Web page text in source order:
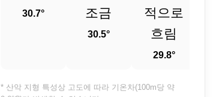
30.7°
조금
30.5°
적으로
흐림
29.8°
* 산악 지형 특성상 고도에 따라 기온차(100m당 약